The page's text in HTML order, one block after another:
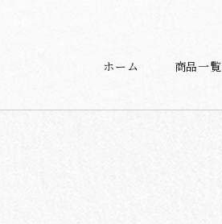
ホーム 商品一覧